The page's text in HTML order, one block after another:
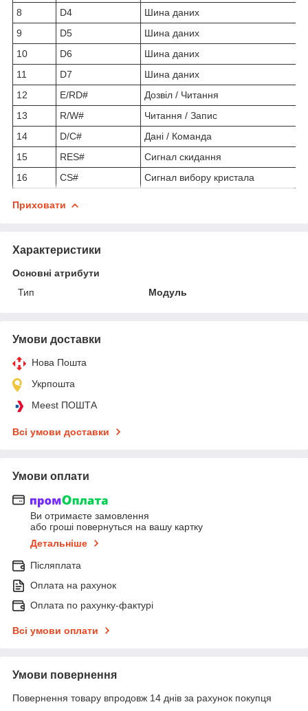
8
D4
Шина даних
9
D5
Шина даних
10
D6
Шина даних
11
D7
Шина даних
12
E/RD#
Дозвіл / Читання
13
R/W#
Читання / Запис
14
D/C#
Дані / Команда
15
RES#
Сигнал скидання
16
CS# Сигнал вибору кристала
Приховати
Характеристики
Основні атрибути
Тип
Модуль
Умови доставки
Нова Пошта
Укрпошта
Meest ПОШТА
Всі умови доставки
Умови оплати
Ви отримаєте замовлення
або гроші повернуться на вашу картку
Детальніше
Післяплата
Оплата на рахунок
Оплата по рахунку-фактурі
Всі умови оплати
Умови повернення
Повернення товару впродовж 14 днів за рахунок покупця